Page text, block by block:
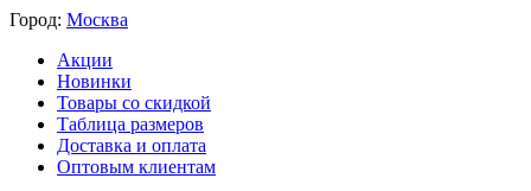
Город: Москва
Акции
Новинки
Товары со скидкой
Таблица размеров
Доставка и оплата
Оптовым клиентам